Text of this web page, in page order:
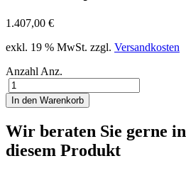
1.407,00 €
exkl. 19 % MwSt. zzgl. Versandkosten
Anzahl Anz.
In den Warenkorb
Wir beraten Sie gerne
diesem Produkt